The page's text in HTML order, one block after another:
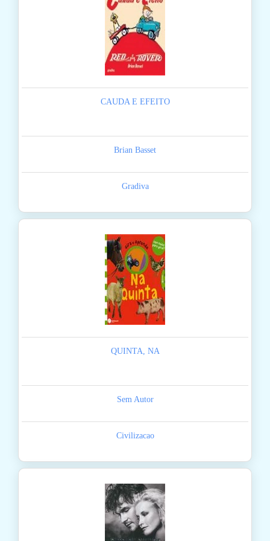
CAUDA E EFEITO
Brian Basset
Gradiva
QUINTA, NA
Sem Autor
Civilizacao